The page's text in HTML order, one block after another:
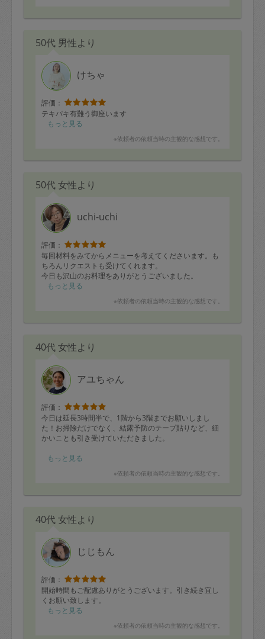
50代 男性より
けちゃ
評価：
テキパキ有難う御座います
もっと見る
※依頼者の依頼当時の主観的な感想です。
50代 女性より
uchi-uchi
評価：
毎回材料をみてからメニューを考えてくださいます。も
ちろんリクエストも受けてくれます。
今日も沢山のお料理をありがとうございました。
もっと見る
※依頼者の依頼当時の主観的な感想です。
40代 女性より
アユちゃん
評価：
今日は延長3時間半で、1階から3階までお願いしまし
た！お掃除だけでなく、結露予防のテープ貼りなど、細
かいことも引き受けていただきました。
また、途中、子どもも見ていてもらい、外出もできたの
もっと見る
※依頼者の依頼当時の主観的な感想です。
40代 女性より
じじもん
評価：
開始時間もご配慮ありがとうございます。引き続き宜し
くお願い致します。
もっと見る
※依頼者の依頼当時の主観的な感想です。